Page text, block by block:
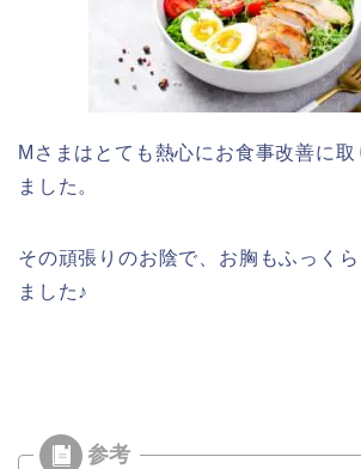
Mさまはとても熱心にお食事改善に
ました。
その頑張りのお陰で、お胸もふっく
ました♪